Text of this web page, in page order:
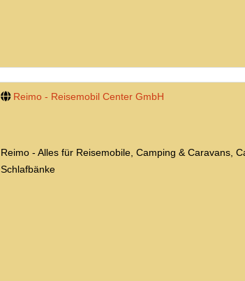
Reimo - Reisemobil Center GmbH
Reimo - Alles für Reisemobile, Camping & Caravans,
Schlafbänke